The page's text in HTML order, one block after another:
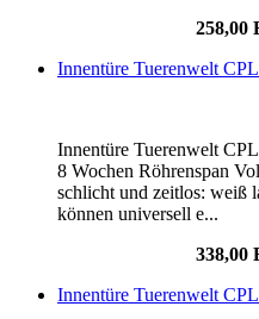
258,00
Innentüre Tuerenwelt
Innentüre Tuerenwelt
8 Wochen Röhrenspan
schlicht und zeitlos: weiß
können universell e...
338,00
Innentüre Tuerenwelt